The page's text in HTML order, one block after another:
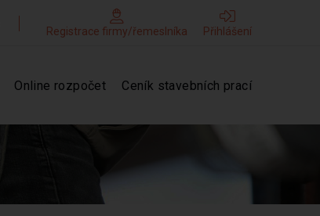
Registrace firmy/řemeslníka Přihlášení
Online rozpočet Ceník stavebních prací